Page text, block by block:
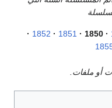
1850
1851
1852
أو ملفات.